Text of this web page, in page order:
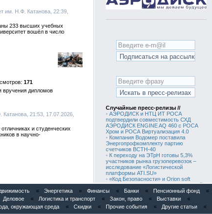
им. Н.Ф. Катанова, 22:39,
233 высших учебных
вошёл в число
171
вручения дипломов
Катанова, 21:53, 17.07.2026,
и студенческих
в научно-
Случайные пресс-релизы //
• АЭРОДИСК и НТЦ ИТ РОСА
подтвердили совместимость СХД
АЭРОДИСК ENGINE AQ 460 с РОСА
Хром и РОСА Виртуализация 4.0
• Компания Водомер поставила
Энергопрофкомплекту партию
счетчиков ВСТН-40
• К переходу на ЭТрН готовы 5,3%
участников рынка грузоперевозок –
исследование «Логистической
платформы ATI.SU»
• «Код Безопасности» и Orion soft
подтвердили совместимость решений
•Выставка оборудования для кино и
видео CPS «Медиапродакшн Лаб.
Барнаул»
« Энергетика « Финансы « Банки « Пенсионный фонд
«
Деловое « Логистика и транспорт « Закон, право « Выставки
«
окружающая среда « Скидки « Прочие события « Другие статьи «